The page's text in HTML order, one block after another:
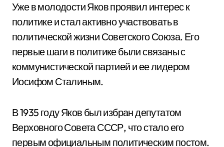
Уже в молодости Яков проявил интерес к
политике и стал активно участвовать в
политической жизни Советского Союза. Его
первые шаги в политике были связаны с
коммунистической партией и ее лидером
Иосифом Сталиным.
В 1935 году Яков был избран депутатом
Верховного Совета СССР, что стало его
первым официальным политическим постом.